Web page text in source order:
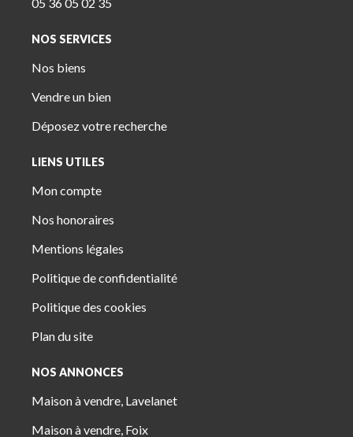
NOS SERVICES
Nos biens
Vendre un bien
Déposez votre recherche
LIENS UTILES
Mon compte
Nos honoraires
Mentions légales
Politique de confidentialité
Politique des cookies
Plan du site
NOS ANNONCES
Maison à vendre, Lavelanet
Maison à vendre, Foix